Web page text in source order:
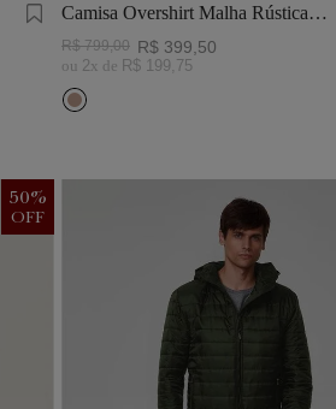
Camisa Overshirt Malha Rústica
Khaki
R$ 799,00 R$ 399 50
ou 2x de R$ 199 75
50%
OFF